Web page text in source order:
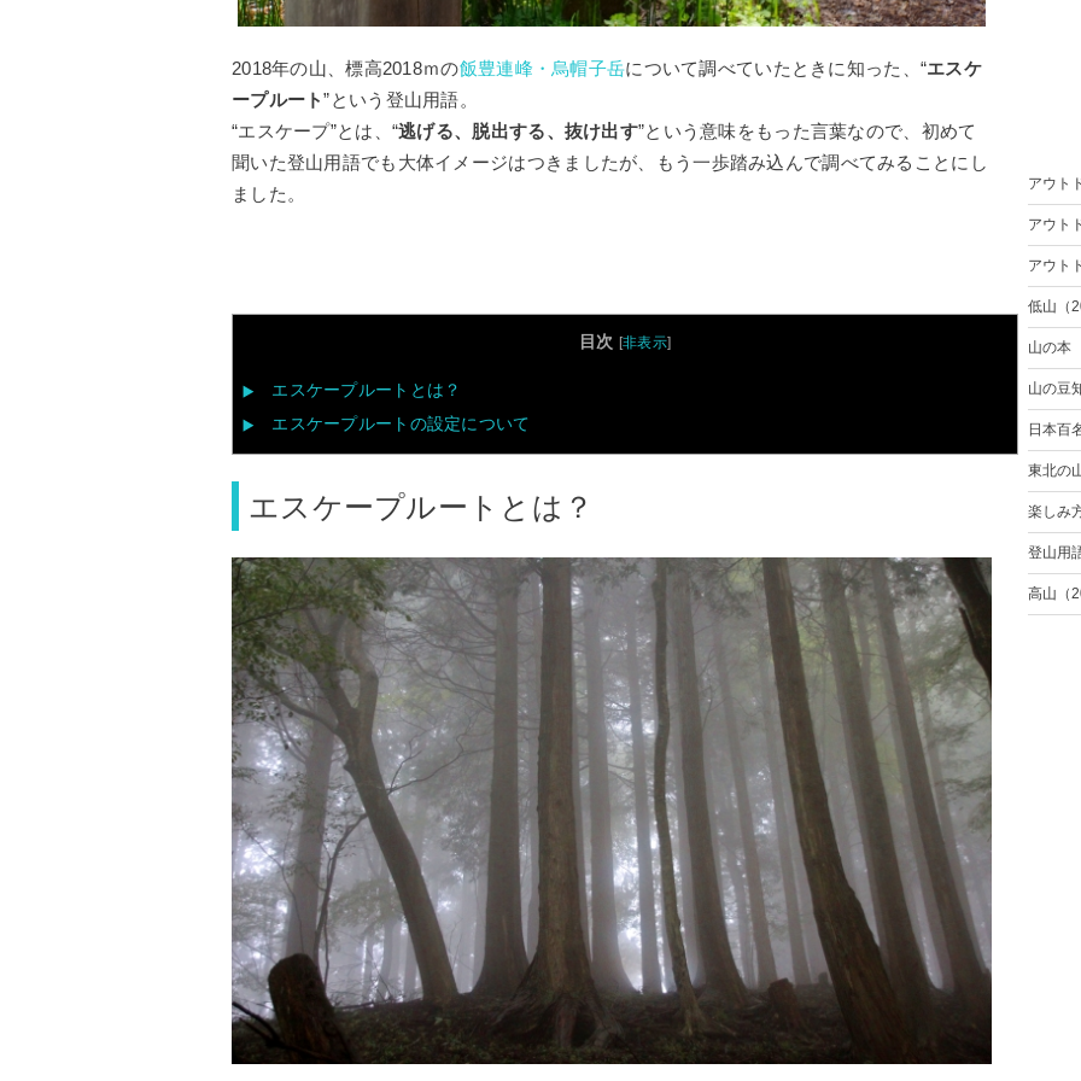
2018年の山、標高2018ｍの飯豊連峰・烏帽子岳について調べていたときに知った、“エスケ
ープルート”という登山用語。
“エスケープ”とは、“逃げる、脱出する、抜け出す”という意味をもった言葉なので、初めて
聞いた登山用語でも大体イメージはつきましたが、もう一歩踏み込んで調べてみることにし
ました。
目次 [非表示]
エスケープルートとは？
エスケープルートの設定について
エスケープルートとは？
アウト
アウト
アウト
低山（
山の本
山の豆
日本百
東北の
楽しみ
登山用
高山（